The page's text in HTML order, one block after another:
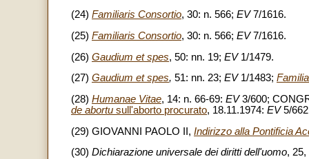
(24) Familiaris Consortio, 30: n. 566; EV7/1616.
(25) Familiaris Consortio, 30: n. 566; EV7/1616.
(26) Gaudium et spes, 50: nn. 19; EV1/1479.
(27) Gaudium et spes, 51: nn. 23; EV1/1483;
(28) Humanae Vitae, 14: n. 66-69: EV3/600;
de abortu sull'aborto procurato, 18.11.1974: EV5/
(29) GIOVANNI PAOLO II, Indirizzo alla Pontificia
(30) Dichiarazione universale dei diritti dell'uomo,